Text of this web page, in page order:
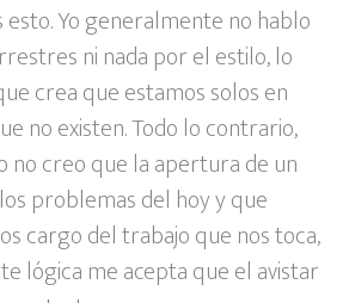
Yo generalmente no hablo
ni nada por el estilo, lo
crea que estamos solos en
no existen. Todo lo contrario,
no creo que la apertura de un
problemas del hoy y que
cargo del trabajo que nos toca,
lógica me acepta que el avistar